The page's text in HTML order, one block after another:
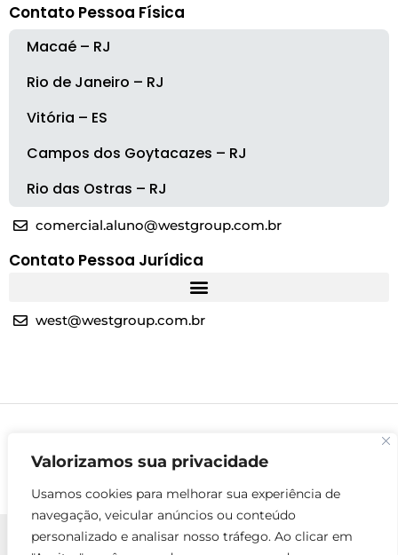
Valorizamos sua privacidade
Usamos cookies para melhorar sua experiência de
navegação, veicular anúncios ou conteúdo
personalizado e analisar nosso tráfego. Ao clicar em
Contato Pessoa Física
Macaé – RJ
Rio de Janeiro – RJ
Vitória – ES
Campos dos Goytacazes – RJ
Rio das Ostras – RJ
comercial.aluno@westgroup.com.br
Contato Pessoa Jurídica
west@westgroup.com.br